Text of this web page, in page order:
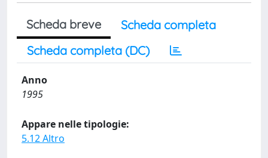
Scheda breve
Scheda completa
Scheda completa (DC)
Anno
1995
Appare nelle tipologie:
5.12 Altro